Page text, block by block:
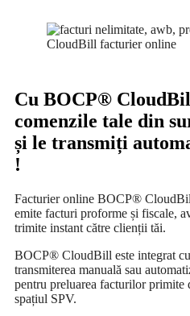
Cu BOCP®
comenzile tale din
și le transmiți
!
Facturier online BOCP®
emite facturi proforme și fiscale,
trimite instant către clienții tăi.
BOCP® CloudBill este integrat
transmiterea manuală sau
pentru preluarea facturilor primite
spațiul SPV.